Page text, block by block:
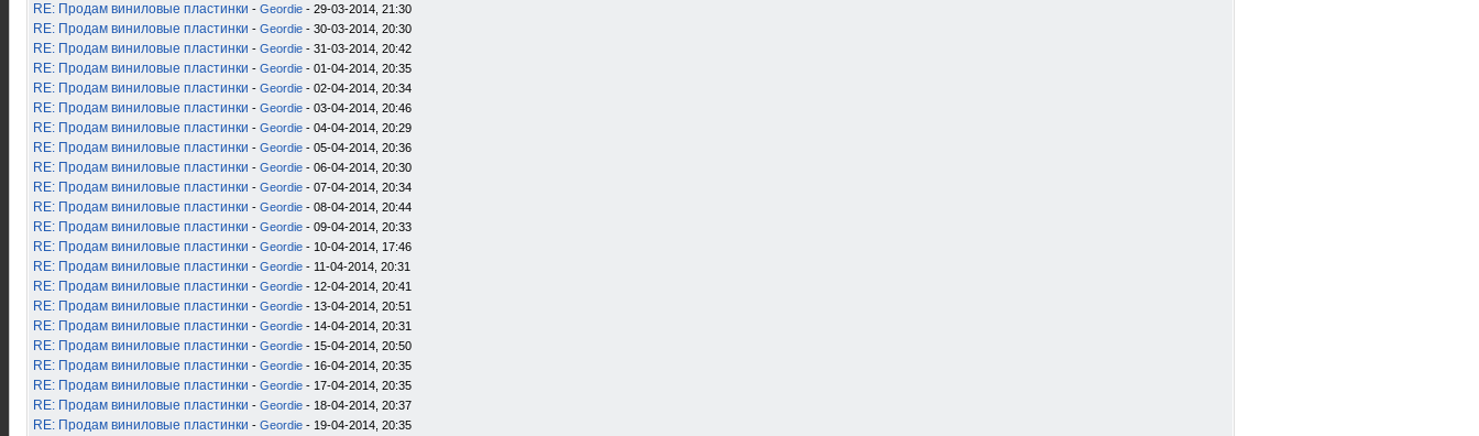
RE: Продам виниловые пластинки - Geordie - 29-03-2014, 21:30
RE: Продам виниловые пластинки - Geordie - 30-03-2014, 20:30
RE: Продам виниловые пластинки - Geordie - 31-03-2014, 20:42
RE: Продам виниловые пластинки - Geordie - 01-04-2014, 20:35
RE: Продам виниловые пластинки - Geordie - 02-04-2014, 20:34
RE: Продам виниловые пластинки - Geordie - 03-04-2014, 20:46
RE: Продам виниловые пластинки - Geordie - 04-04-2014, 20:29
RE: Продам виниловые пластинки - Geordie - 05-04-2014, 20:36
RE: Продам виниловые пластинки - Geordie - 06-04-2014, 20:30
RE: Продам виниловые пластинки - Geordie - 07-04-2014, 20:34
RE: Продам виниловые пластинки - Geordie - 08-04-2014, 20:44
RE: Продам виниловые пластинки - Geordie - 09-04-2014, 20:33
RE: Продам виниловые пластинки - Geordie - 10-04-2014, 17:46
RE: Продам виниловые пластинки - Geordie - 11-04-2014, 20:31
RE: Продам виниловые пластинки - Geordie - 12-04-2014, 20:41
RE: Продам виниловые пластинки - Geordie - 13-04-2014, 20:51
RE: Продам виниловые пластинки - Geordie - 14-04-2014, 20:31
RE: Продам виниловые пластинки - Geordie - 15-04-2014, 20:50
RE: Продам виниловые пластинки - Geordie - 16-04-2014, 20:35
RE: Продам виниловые пластинки - Geordie - 17-04-2014, 20:35
RE: Продам виниловые пластинки - Geordie - 18-04-2014, 20:37
RE: Продам виниловые пластинки - Geordie - 19-04-2014, 20:35